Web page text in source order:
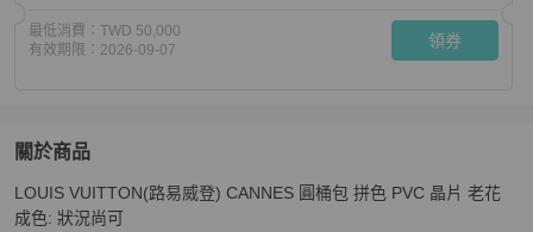
最低消費： TWD 50,000
有效期限： 2026-09-07 領券
關於商品
關於LOUIS VUITTON(路易威登) CANNES 圓桶包 拼色 PVC
LOUIS VUITTON(路易威登) CANNES 圓桶包 拼色 PVC 晶片 老花
成色: 狀況尚可